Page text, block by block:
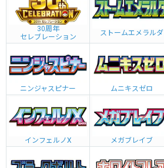
30周年
セレブレーション
ストームエメラルダ
ニンジャスピナー ムニキスゼロ
インフェルノX メガブレイブ